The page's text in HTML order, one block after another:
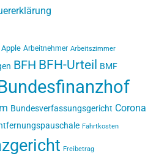
Apple Arbeitnehmer Arbeitszimmer
BFH BFH-Urteil BMF
Bundesverfassungsgericht Corona
Fahrtkosten
Freibetrag